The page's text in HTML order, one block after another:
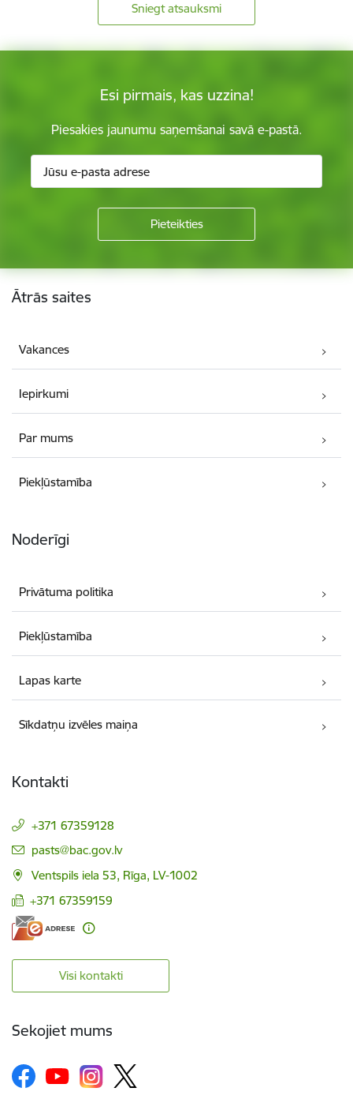
Sniegt atsauksmi
Esi pirmais, kas uzzina!
Piesakies jaunumu saņemšanai savā e-pastā.
Kājene
Ātrās saites
Vakances
Iepirkumi
Par mums
Piekļūstamība
Noderīgi
Privātuma politika
Piekļūstamība
Lapas karte
Sīkdatņu izvēles maiņa
Kontakti
+371 67359128
E-pasts:
pasts@bac.gov.lv
Ventspils iela 53, Rīga, LV-1002
+371 67359159
Visi kontakti
Sekojiet mums